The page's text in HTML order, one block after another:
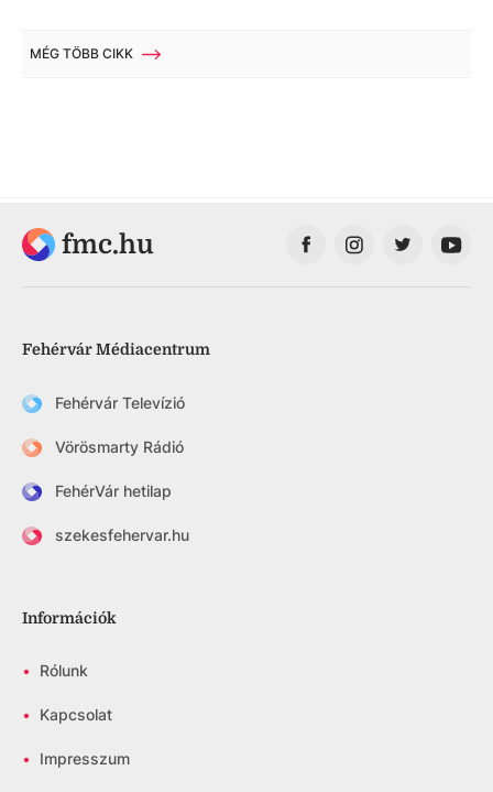
MÉG TÖBB CIKK
fmc.hu
Fehérvár Médiacentrum
Fehérvár Televízió
Vörösmarty Rádió
FehérVár hetilap
szekesfehervar.hu
Információk
• Rólunk
• Kapcsolat
• Impresszum